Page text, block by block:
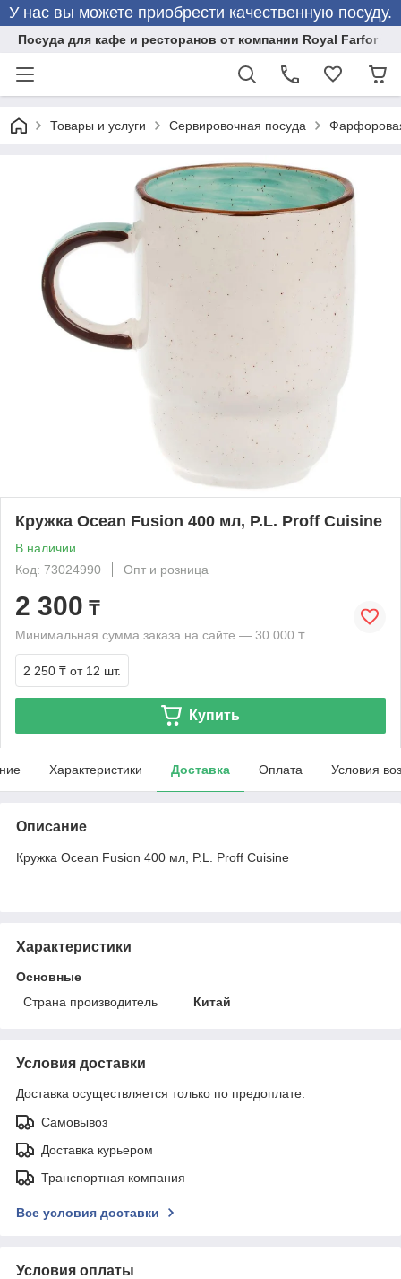
У нас вы можете приобрести качественную посуду.
Посуда для кафе и ресторанов от компании Royal Farfor
Товары и услуги Сервировочная посуда
Кружка Ocean Fusion 400 мл, P.L. Proff Cuisine
В наличии
Код: 73024990
Опт и розница
2 300 ₸
Минимальная сумма заказа на сайте — 30 000 ₸
2 250 ₸ от 12 шт.
Купить
Характеристики Доставка Оплата Условия
Описание
Кружка Ocean Fusion 400 мл, P.L. Proff Cuisine
Характеристики
Основные
Страна производитель
Китай
Условия доставки
Доставка осуществляется только по предоплате.
Самовывоз
Доставка курьером
Транспортная компания
Все условия доставки
Условия оплаты